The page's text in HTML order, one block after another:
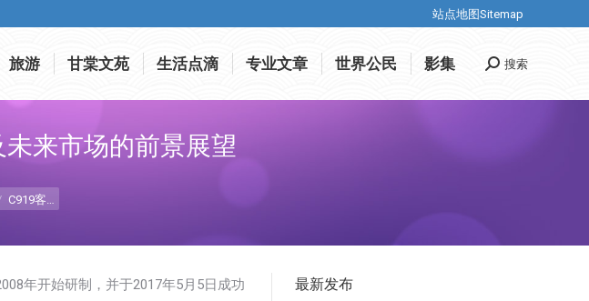
站点地图Sitemap
旅游 甘棠文苑 生活点滴 专业文章 世界公民 影集 Search:
搜索
来市场的前景展望
C919客…
年开始研制，并于2017年5月5日成功
最新发布
站点地图Sitemap
旅游 甘棠文苑 生活点滴 专业文章 世界公民 影集 Search:
搜索